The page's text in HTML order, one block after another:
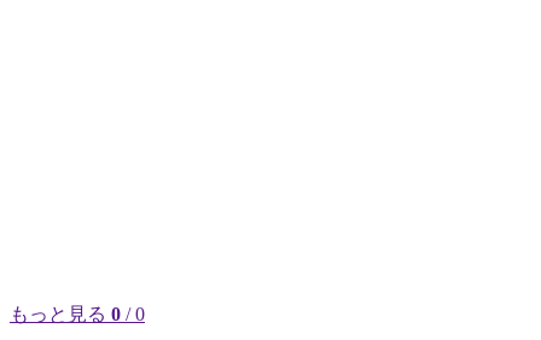
もっと見る 0 / 0